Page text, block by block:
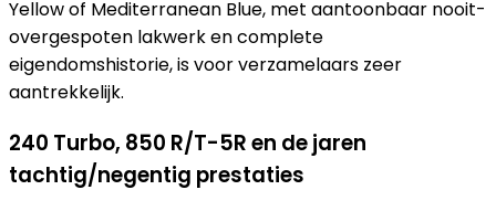
Yellow of Mediterranean Blue, met aantoonbaar nooit-
overgespoten lakwerk en complete
eigendomshistorie, is voor verzamelaars zeer
aantrekkelijk.
240 Turbo, 850 R/T-5R en de jaren
tachtig/negentig prestaties